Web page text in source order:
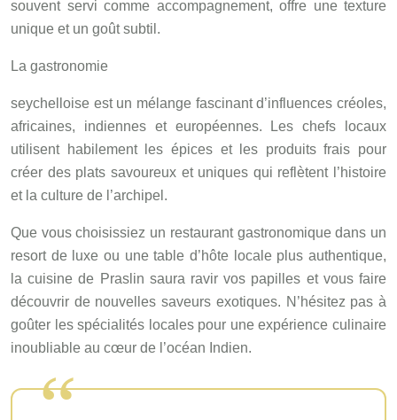
souvent servi comme accompagnement, offre une texture
unique et un goût subtil.
La gastronomie
seychelloise est un mélange fascinant d’influences créoles,
africaines, indiennes et européennes. Les chefs locaux
utilisent habilement les épices et les produits frais pour
créer des plats savoureux et uniques qui reflètent l’histoire
et la culture de l’archipel.
Que vous choisissiez un restaurant gastronomique dans un
resort de luxe ou une table d’hôte locale plus authentique,
la cuisine de Praslin saura ravir vos papilles et vous faire
découvrir de nouvelles saveurs exotiques. N’hésitez pas à
goûter les spécialités locales pour une expérience culinaire
inoubliable au cœur de l’océan Indien.